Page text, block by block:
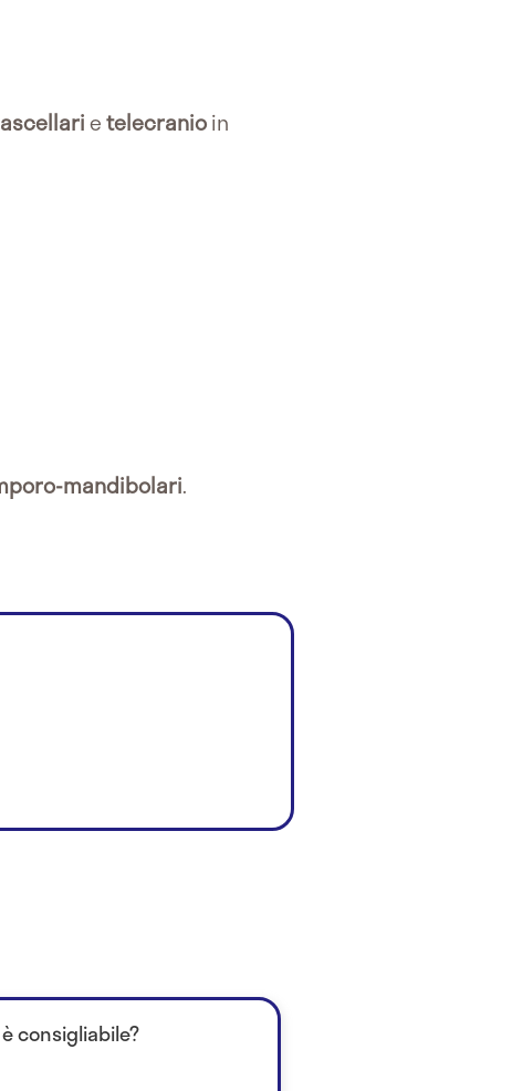
etelecranioin
mandibolari.
consigliabile?